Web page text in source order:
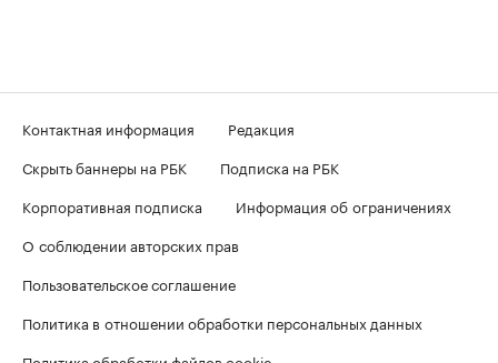
Контактная информация
Редакция
Скрыть баннеры на РБК
Подписка на РБК
Корпоративная подписка
Информация об ограничениях
О соблюдении авторских прав
Пользовательское соглашение
Политика в отношении обработки персональных данных